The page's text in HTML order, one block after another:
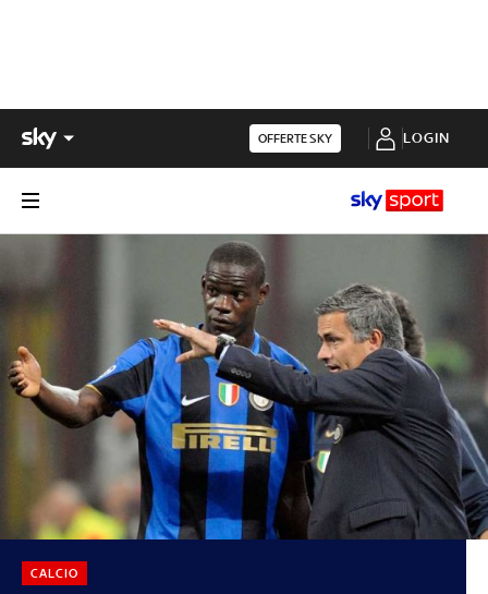
OFFERTE SKY LOGIN
CALCIO